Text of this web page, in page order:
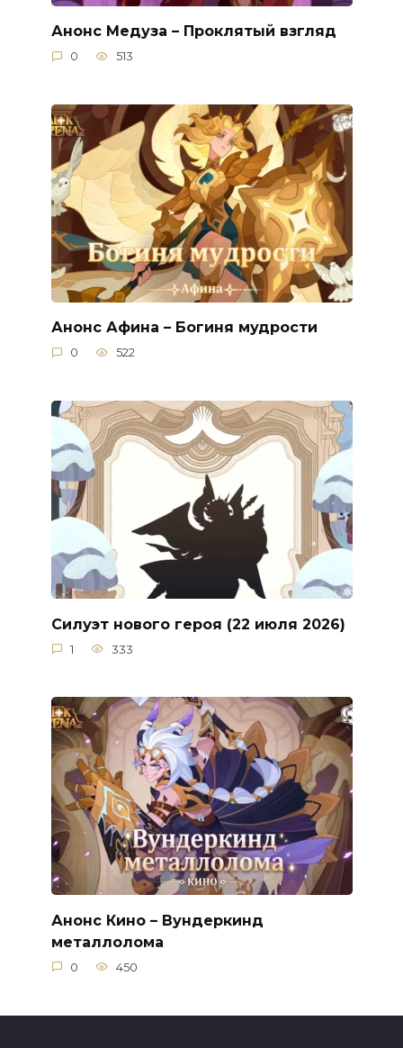
Анонс Медуза – Проклятый взгляд
0 513
Анонс Афина – Богиня мудрости
0 522
Силуэт нового героя (22 июля 2026)
1 333
Анонс Кино – Вундеркинд
металлолома
0 450